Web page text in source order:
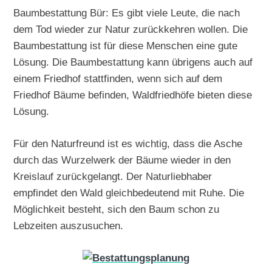
Baumbestattung Bür: Es gibt viele Leute, die nach
dem Tod wieder zur Natur zurückkehren wollen. Die
Baumbestattung ist für diese Menschen eine gute
Lösung. Die Baumbestattung kann übrigens auch auf
einem Friedhof stattfinden, wenn sich auf dem
Friedhof Bäume befinden, Waldfriedhöfe bieten diese
Lösung.
Für den Naturfreund ist es wichtig, dass die Asche
durch das Wurzelwerk der Bäume wieder in den
Kreislauf zurückgelangt. Der Naturliebhaber
empfindet den Wald gleichbedeutend mit Ruhe. Die
Möglichkeit besteht, sich den Baum schon zu
Lebzeiten auszusuchen.